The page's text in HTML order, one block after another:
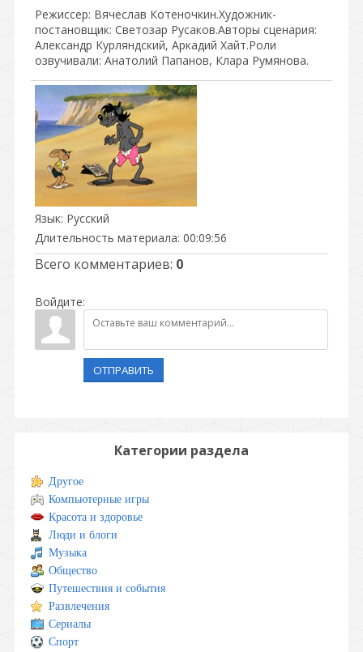
Режиссер: Вячеслав Котеночкин.Художник-
постановщик: Светозар Русаков.Авторы сценария:
Александр Курляндский, Аркадий Хайт.Роли
озвучивали: Анатолий Папанов, Клара Румянова.
Язык: Русский
Длительность материала: 00:09:56
Всего комментариев: 0
Войдите:
ОТПРАВИТЬ
Категории раздела
Другое
Компьютерные игры
Красота и здоровье
Люди и блоги
Музыка
Общество
Путешествия и события
Развлечения
Сериалы
Спорт